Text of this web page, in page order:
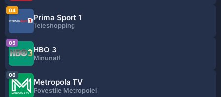
04
Prima Sport 1
Teleshopping
05
HBO 3
Minunat!
06
Metropola TV
Povestile Metropolei